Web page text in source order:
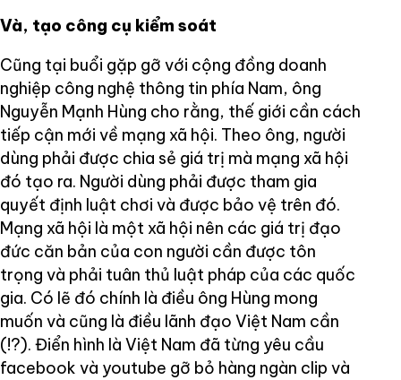
Và, tạo công cụ kiểm soát
Cũng tại buổi gặp gỡ với cộng đồng doanh
nghiệp công nghệ thông tin phía Nam, ông
Nguyễn Mạnh Hùng cho rằng, thế giới cần cách
tiếp cận mới về mạng xã hội. Theo ông, người
dùng phải được chia sẻ giá trị mà mạng xã hội
đó tạo ra. Người dùng phải được tham gia
quyết định luật chơi và được bảo vệ trên đó.
Mạng xã hội là một xã hội nên các giá trị đạo
đức căn bản của con người cần được tôn
trọng và phải tuân thủ luật pháp của các quốc
gia. Có lẽ đó chính là điều ông Hùng mong
muốn và cũng là điều lãnh đạo Việt Nam cần
(!?). Điển hình là Việt Nam đã từng yêu cầu
facebook và youtube gỡ bỏ hàng ngàn clip và